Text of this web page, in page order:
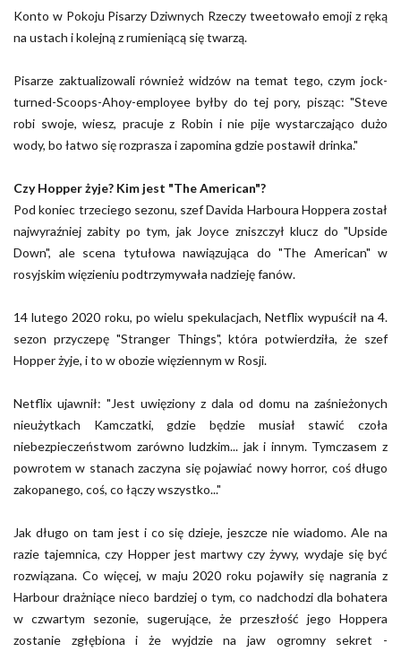
Konto w Pokoju Pisarzy Dziwnych Rzeczy tweetowało emoji z ręką
na ustach i kolejną z rumieniącą się twarzą.
Pisarze zaktualizowali również widzów na temat tego, czym jock-
turned-Scoops-Ahoy-employee byłby do tej pory, pisząc: "Steve
robi swoje, wiesz, pracuje z Robin i nie pije wystarczająco dużo
wody, bo łatwo się rozprasza i zapomina gdzie postawił drinka."
Czy Hopper żyje? Kim jest "The American"?
Pod koniec trzeciego sezonu, szef Davida Harboura Hoppera został
najwyraźniej zabity po tym, jak Joyce zniszczył klucz do "Upside
Down", ale scena tytułowa nawiązująca do "The American" w
rosyjskim więzieniu podtrzymywała nadzieję fanów.
14 lutego 2020 roku, po wielu spekulacjach, Netflix wypuścił na 4.
sezon przyczepę "Stranger Things", która potwierdziła, że szef
Hopper żyje, i to w obozie więziennym w Rosji.
Netflix ujawnił: "Jest uwięziony z dala od domu na zaśnieżonych
nieużytkach Kamczatki, gdzie będzie musiał stawić czoła
niebezpieczeństwom zarówno ludzkim... jak i innym. Tymczasem z
powrotem w stanach zaczyna się pojawiać nowy horror, coś długo
zakopanego, coś, co łączy wszystko..."
Jak długo on tam jest i co się dzieje, jeszcze nie wiadomo. Ale na
razie tajemnica, czy Hopper jest martwy czy żywy, wydaje się być
rozwiązana. Co więcej, w maju 2020 roku pojawiły się nagrania z
Harbour drażniące nieco bardziej o tym, co nadchodzi dla bohatera
w czwartym sezonie, sugerujące, że przeszłość jego Hoppera
zostanie zgłębiona i że wyjdzie na jaw ogromny sekret -